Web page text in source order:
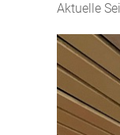
Aktuelle